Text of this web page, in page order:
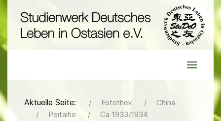
Aktuelle Seite: Fotothek
China
Peitaiho
Ca 1933/1934